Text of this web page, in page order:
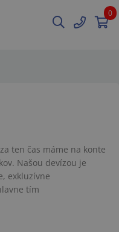
0
ten čas máme na konte
Našou devízou je
exkluzívne
tím